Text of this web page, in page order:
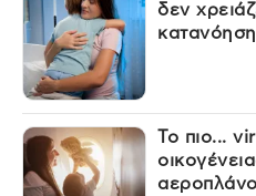
δεν
κατανόηση
Το πιο...
αεροπλάνο